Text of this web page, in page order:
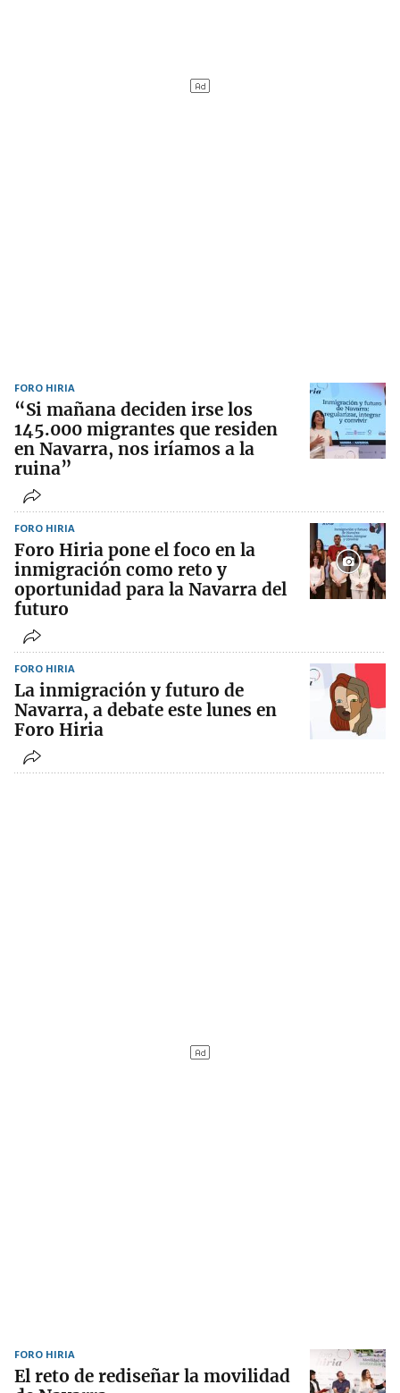
FORO HIRIA
“Si mañana deciden irse los
145.000 migrantes que residen
en Navarra, nos iríamos a la
ruina”
FORO HIRIA
Foro Hiria pone el foco en la
inmigración como reto y
oportunidad para la Navarra del
futuro
FORO HIRIA
La inmigración y futuro de
Navarra, a debate este lunes en
Foro Hiria
FORO HIRIA
El reto de rediseñar la movilidad